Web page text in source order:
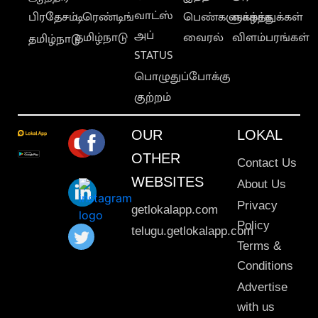
பிரதேசம்
தமிழ்நாடு
டிரெண்டிங்
தமிழ்நாடு
வாட்ஸ்
அப்
STATUS
பொழுதுப்போக்கு
குற்றம்
பெண்களுக்காக
வைரல்
வாழ்த்துக்கள்
விளம்பரங்கள்
OUR
OTHER
WEBSITES
getlokalapp.com
telugu.getlokalapp.com
LOKAL
Contact Us
About Us
Privacy
Policy
Terms &
Conditions
Advertise
with us